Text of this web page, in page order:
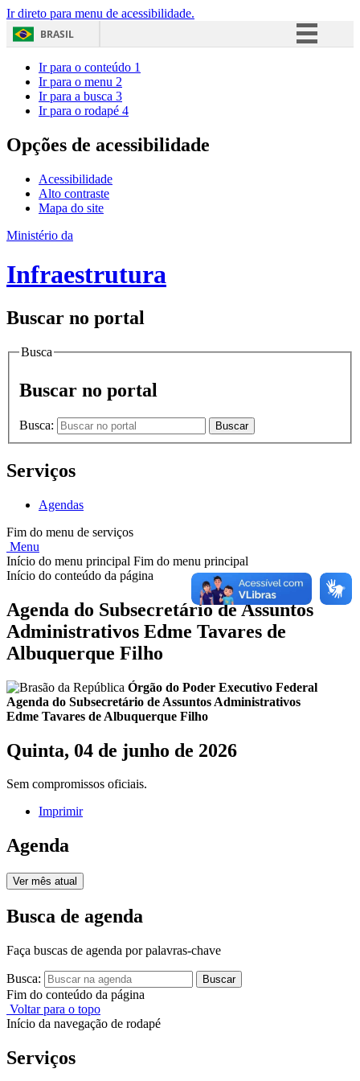
Ir direto para menu de acessibilidade.
BRASIL
Acesso à informação
Ir para o conteúdo 1
Ir para o menu 2
Ir para a busca 3
Ir para o rodapé 4
Opções de acessibilidade
Acessibilidade
Alto contraste
Mapa do site
Ministério da
Infraestrutura
Buscar no portal
Busca
Buscar no portal
Busca: Buscar
Serviços
Agendas
Fim do menu de serviços
Menu
Início do menu principal Fim do menu principal
Início do conteúdo da página
Agenda do Subsecretário de Assuntos
Administrativos Edme Tavares de
Albuquerque Filho
Órgão do Poder Executivo Federal
Agenda do Subsecretário de Assuntos Administrativos
Edme Tavares de Albuquerque Filho
Quinta, 04 de junho de 2026
Sem compromissos oficiais.
Imprimir
Agenda
Ver mês atual
Busca de agenda
Faça buscas de agenda por palavras-chave
Busca: Buscar
Fim do conteúdo da página
Voltar para o topo
Início da navegação de rodapé
Serviços